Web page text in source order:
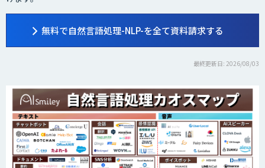
無料で自然言語処理-NLP-を全て資料請求する
最終更新日: 2026/08/03